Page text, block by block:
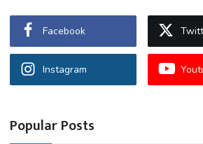
Facebook
Instagram
Popular Posts